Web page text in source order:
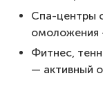
Спа-центры
омоложения
Фитнес,
— активный